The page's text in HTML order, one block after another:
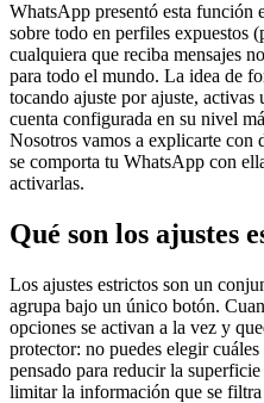
WhatsApp presentó esta función
sobre todo en perfiles expuestos
cualquiera que reciba mensajes
para todo el mundo. La idea de
tocando ajuste por ajuste,
cuenta configurada en su nivel
Nosotros vamos a explicarte con
se comporta tu WhatsApp con
activarlas.
Qué son los ajustes
Los ajustes estrictos son un
agrupa bajo un único botón.
opciones se activan a la vez y
protector: no puedes elegir
pensado para reducir la
limitar la información que se filtra